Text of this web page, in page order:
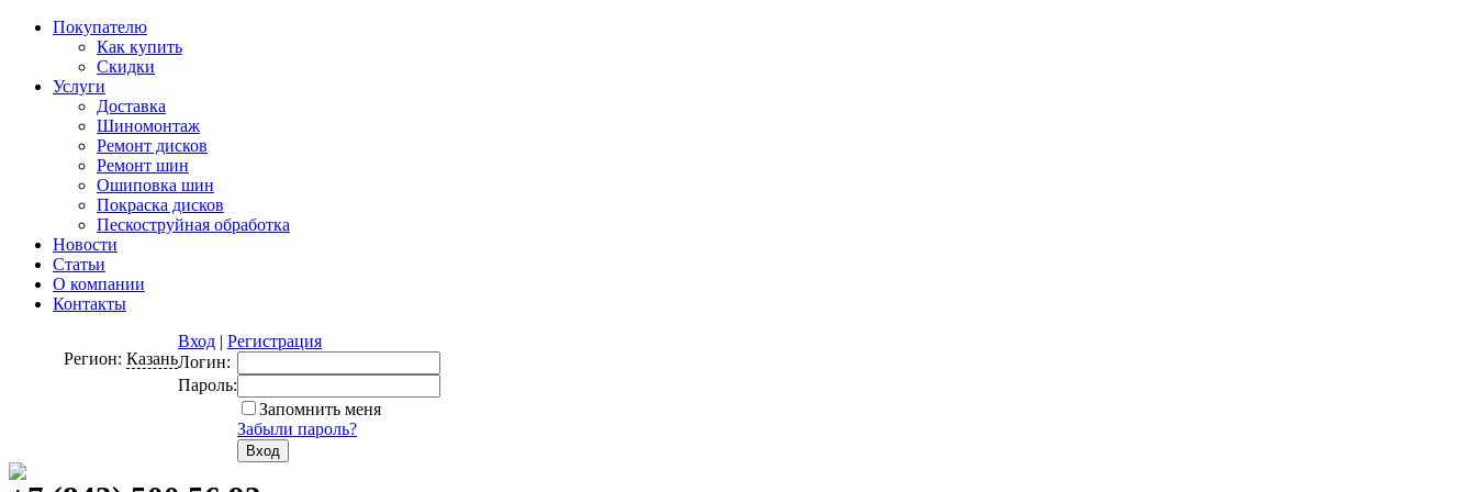
Покупателю
Как купить
Скидки
Услуги
Доставка
Шиномонтаж
Ремонт дисков
Ремонт шин
Ошиповка шин
Покраска дисков
Пескоструйная обработка
Новости
Статьи
О компании
Контакты
Регион: Казань
Вход | Регистрация
Логин:
Пароль:
Запомнить меня
Забыли пароль?